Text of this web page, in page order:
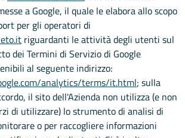
a Google, il quale le elabora allo scopo
per gli operatori di
riguardanti le attività degli utenti sul
dei Termini di Servizio di Google
al seguente indirizzo:
analytics/terms/it.html; sulla
il sito dell'Azienda non utilizza (e non
di utilizzare) lo strumento di analisi di
o per raccogliere informazioni